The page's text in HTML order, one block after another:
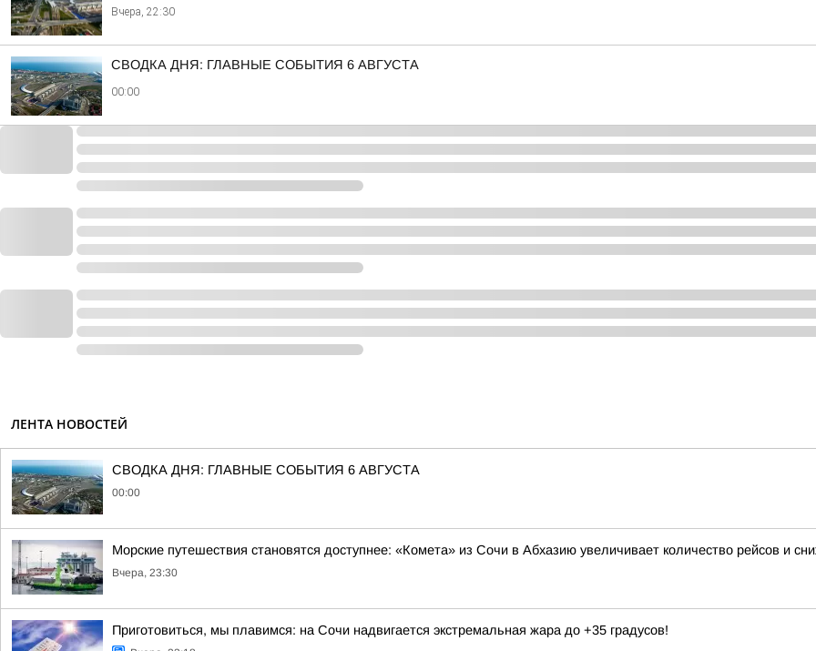
Вчера, 22:30
СВОДКА ДНЯ: ГЛАВНЫЕ СОБЫТИЯ 6 АВГУСТА
00:00
ЛЕНТА НОВОСТЕЙ
СВОДКА ДНЯ: ГЛАВНЫЕ СОБЫТИЯ 6 АВГУСТА
00:00
Морские путешествия становятся доступнее: «Комета» из Сочи в Абхазию увеличивает количество рейсов и
Вчера, 23:30
Приготовиться, мы плавимся: на Сочи надвигается экстремальная жара до +35 градусов!